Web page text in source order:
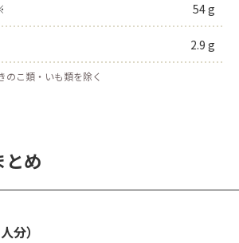
54 g
2.9 g
のこ類・いも類を除く
とめ
分）